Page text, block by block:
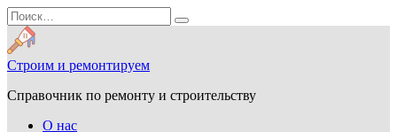
Перейти
к
содержанию
Search
for:
Строим и ремонтируем
Справочник по ремонту и строительству
О нас